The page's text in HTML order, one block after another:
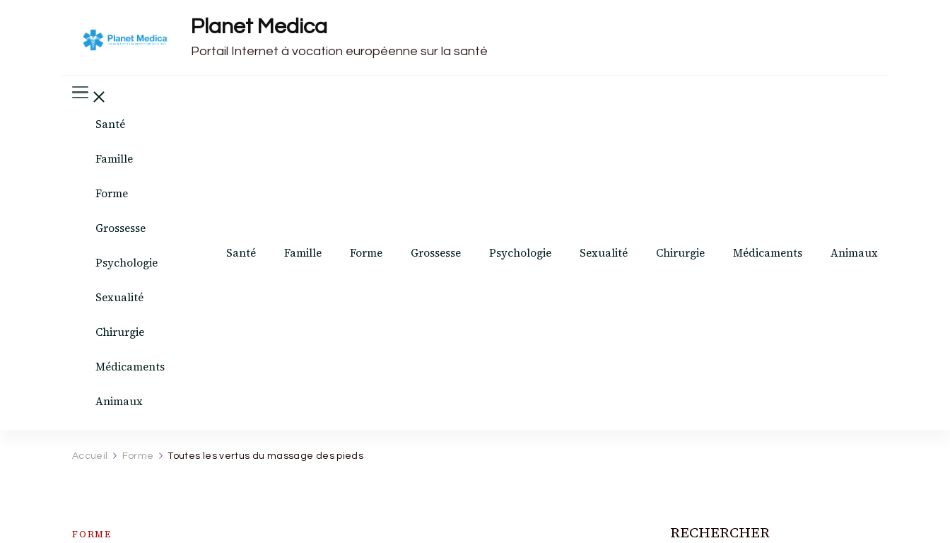
Planet Medica
Portail Internet à vocation européenne sur la santé
Santé
Famille
Forme
Grossesse
Psychologie
Sexualité
Chirurgie
Médicaments
Animaux
Santé Famille Forme Grossesse Psychologie Sexualité Chirurgie Médicaments Animaux
Accueil Forme Toutes les vertus du massage des pieds
FORME RECHERCHER